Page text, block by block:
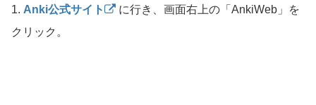
1. Anki公式サイト
に行き、画面右上の「AnkiWeb」を
クリック。